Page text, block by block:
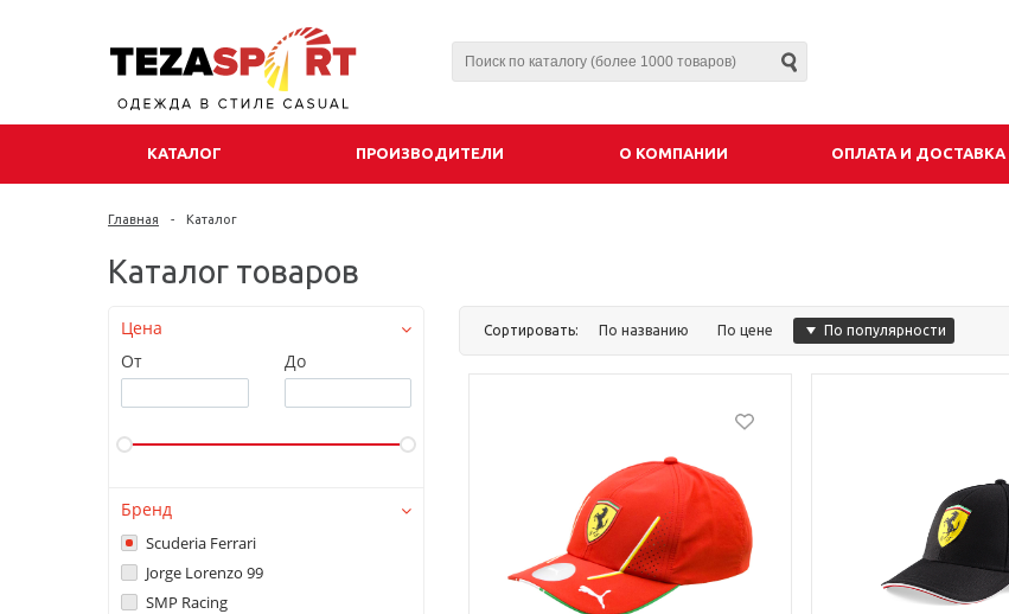
КАТАЛОГ ПРОИЗВОДИТЕЛИ О КОМПАНИИ ОПЛАТА И ДОСТАВКА
Главная - Каталог
Каталог товаров
Цена
От
До
Бренд
Scuderia Ferrari
Jorge Lorenzo 99
SMP Racing
Сортировать: По названию По цене По популярности